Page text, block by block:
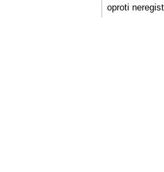
oproti